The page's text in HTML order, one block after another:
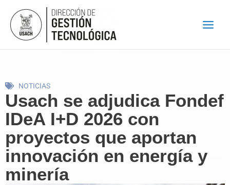
contenido
NOTICIAS
Usach se adjudica Fondef
IDeA I+D 2026 con
proyectos que aportan
innovación en energía y
minería